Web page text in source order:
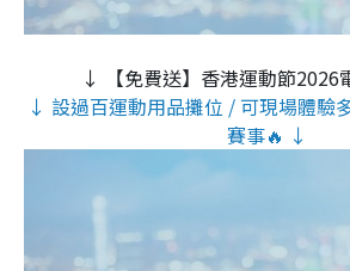
↓ 【免費送】香港運動節2026
↓ 設過百運動用品攤位 / 可現場體驗
賽事🔥 ↓